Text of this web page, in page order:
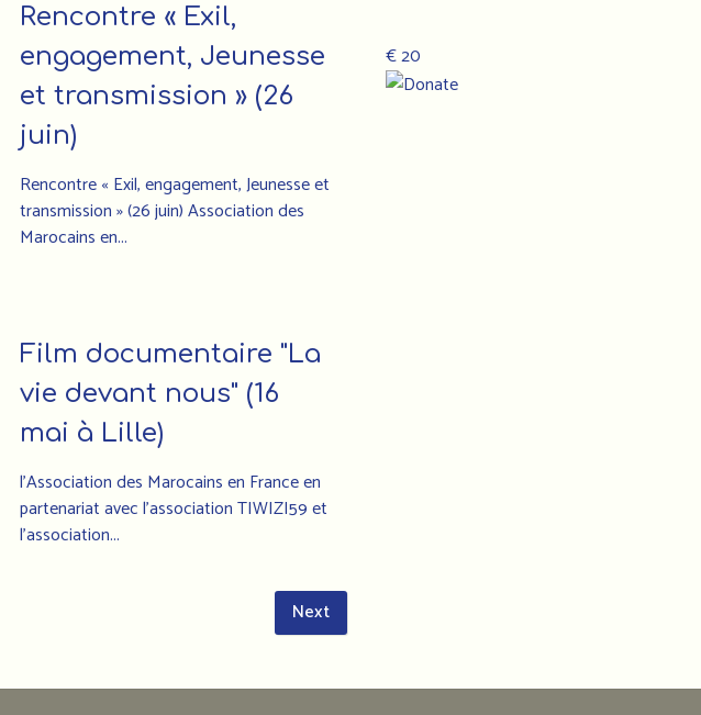
Rencontre « Exil,
engagement, Jeunesse
et transmission » (26
juin)
Rencontre « Exil, engagement, Jeunesse et
transmission » (26 juin) Association des
Marocains en...
Film documentaire "La
vie devant nous" (16
mai à Lille)
l'Association des Marocains en France en
partenariat avec l'association TIWIZI59 et
l'association...
Next
€ 20